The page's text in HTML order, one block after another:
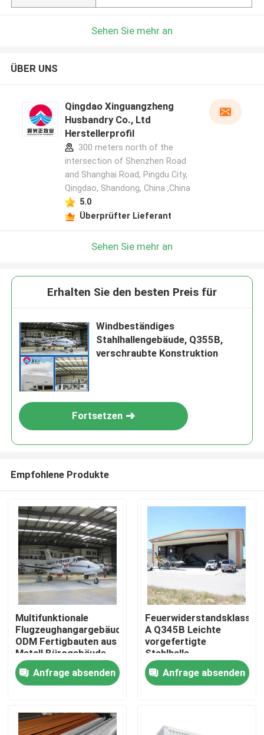
Zu Hause
Über uns
Sehen Sie mehr an
ÜBER UNS
Qingdao Xinguangzheng
Husbandry Co., Ltd
Herstellerprofil
300 meters north of the
intersection of Shenzhen Road
and Shanghai Road, Pingdu City,
Qingdao, Shandong, China ,China
5.0
Überprüfter Lieferant
Sehen Sie mehr an
Erhalten Sie den besten Preis für
Windbeständiges
Stahlhallengebäude, Q355B,
verschraubte Konstruktion
Fortsetzen
Empfohlene Produkte
Multifunktionale
Flugzeughangargebäude
ODM Fertigbauten aus
Metall Bürogebäude
Anfrage absenden
Feuerwiderstandsklasse
A Q345B Leichte
vorgefertigte
Stahlhalle
Stahlkonstruktionshalle
Anfrage absenden